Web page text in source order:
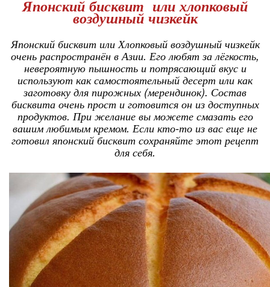
Японский бисквит или хлопковый
воздушный чизкейк
Японский бисквит или Хлопковый воздушный чизкейк
очень распространён в Азии. Его любят за лёгкость,
невероятную пышность и потрясающий вкус и
используют как самостоятельный десерт или как
заготовку для пирожных (мерендинок). Состав
бисквита очень прост и готовится он из доступных
продуктов. При желание вы можете смазать его
вашим любимым кремом. Если кто-то из вас еще не
готовил японский бисквит сохраняйте этот рецепт
для себя.